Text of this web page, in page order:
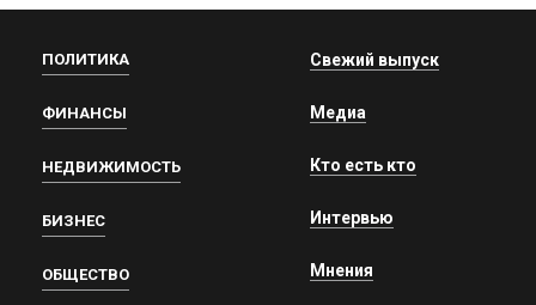
ПОЛИТИКА
ФИНАНСЫ
НЕДВИЖИМОСТЬ
БИЗНЕС
ОБЩЕСТВО
Свежий выпуск
Медиа
Кто есть кто
Интервью
Мнения